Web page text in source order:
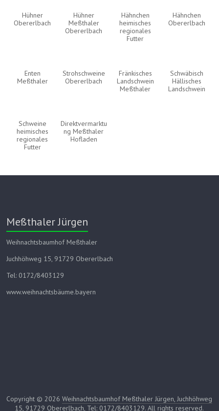
Hühner
Obererlbach
Hühner
Meßthaler
Obererlbach
Hähnchen
heimisches
regionales
Futter
Hähnchen
Obererlbach
Enten
Meßthaler
Strohschweine
Obererlbach
Fränkisches
Landschwein
Meßthaler
Schwäbisch
Hällisches
Landschwein
Schweine
heimisches
regionales
Futter
Direktvermarktu
ng Meßthaler
Hofladen
Meßthaler Jürgen
Weihnachtsbaumhof Meßthaler
Juchhöhweg 15, 91729 Obererlbach
Tel: 0172/8403129
www.weihnachtsbäume.bayern
Copyright © 2026Weihnachtsbaumhof Meßthaler Jürgen, Juchhöhweg
15, 91729 Obererlbach, Tel: 0172/8403129. All rights reserved.